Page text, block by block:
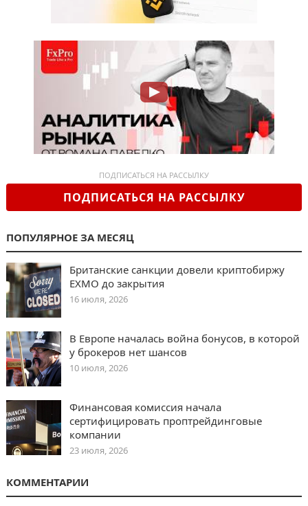
ПОДПИСАТЬСЯ НА РАССЫЛКУ
ПОДПИСАТЬСЯ НА РАССЫЛКУ
ПОПУЛЯРНОЕ ЗА МЕСЯЦ
Британские санкции довели криптобиржу
EXMO до закрытия
16 июля, 2026
В Европе началась война бонусов, в которой
у брокеров нет шансов
10 июля, 2026
Финансовая комиссия начала
сертифицировать проптрейдинговые
компании
23 июля, 2026
КОММЕНТАРИИ